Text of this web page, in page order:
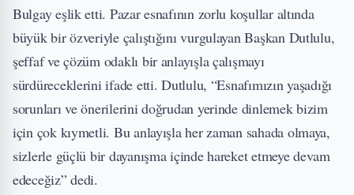
Bulgay eşlik etti. Pazar esnafının zorlu koşullar altında
büyük bir özveriyle çalıştığını vurgulayan Başkan Dutlulu,
şeffaf ve çözüm odaklı bir anlayışla çalışmayı
sürdüreceklerini ifade etti. Dutlulu, “Esnafımızın yaşadığı
sorunları ve önerilerini doğrudan yerinde dinlemek bizim
için çok kıymetli. Bu anlayışla her zaman sahada olmaya,
sizlerle güçlü bir dayanışma içinde hareket etmeye devam
edeceğiz” dedi.